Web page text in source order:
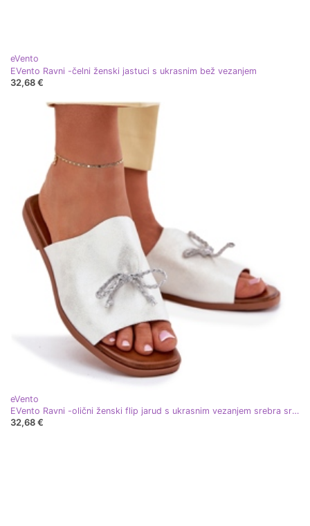
eVento
EVento Ravni -čelni ženski jastuci s ukrasnim bež vezanjem
32,68 €
eVento
EVento Ravni -olični ženski flip jarud s ukrasnim vezanjem srebra srebro
32,68 €